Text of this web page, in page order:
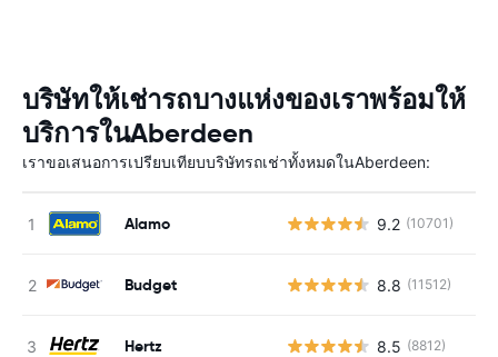
บริษัทให้เช่ารถบางแห่งของเราพร้อมให้
บริการในAberdeen
เราขอเสนอการเปรียบเทียบบริษัทรถเช่าทั้งหมดในAberdeen:
Alamo 9.2 (10701)
Budget 8.8 (11512)
Hertz 8.5 (8812)